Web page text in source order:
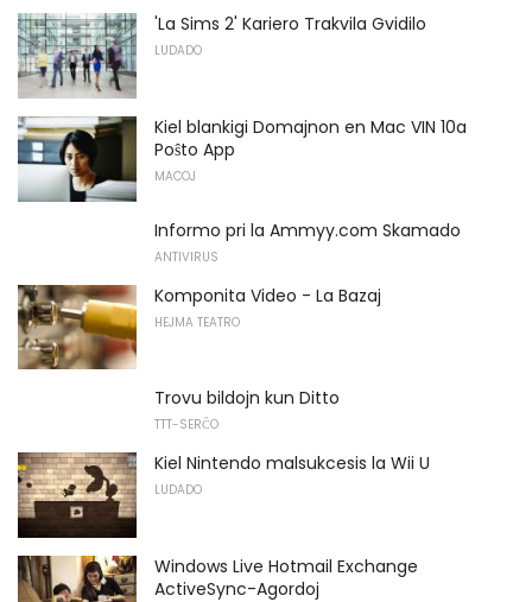
'La Sims 2' Kariero Trakvila Gvidilo
LUDADO
Kiel blankigi Domajnon en Mac VIN 10a
Poŝto App
MACOJ
Informo pri la Ammyy.com Skamado
ANTIVIRUS
Komponita Video - La Bazaj
HEJMA TEATRO
Trovu bildojn kun Ditto
TTT-SERĈO
Kiel Nintendo malsukcesis la Wii U
LUDADO
Windows Live Hotmail Exchange
ActiveSync-Agordoj